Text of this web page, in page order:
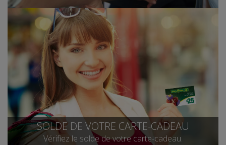
SOLDE DE VOTRE CARTE-CADEAU
Vérifiez le solde de votre carte-cadeau.